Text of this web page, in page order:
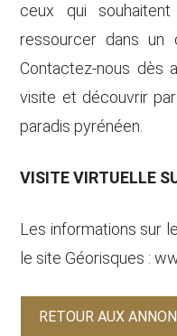
ceux qui
ressourcer dans un
Contactez-nous dès
visite et découvrir
paradis pyrénéen.
VISITE VIRTUELLE
Les informations sur
le site Géorisques :
RETOUR AUX